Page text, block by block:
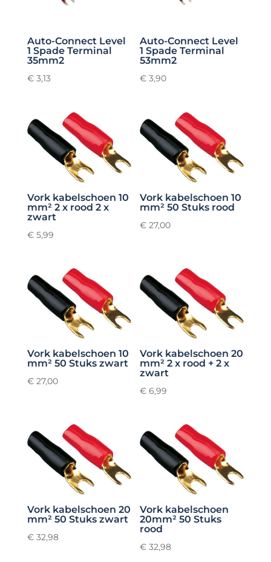
Auto-Connect Level
1 Spade Terminal
35mm2
€3,13
Auto-Connect Level
1 Spade Terminal
53mm2
€ 3,90
Vork kabelschoen 10
mm² 2 x rood 2 x
zwart
€5,99
Vork kabelschoen 10
mm² 50 Stuks rood
€ 27,00
Vork kabelschoen 10
mm² 50 Stuks zwart
€27,00
Vork kabelschoen 20
mm² 2 x rood + 2 x
zwart
€ 6,99
Vork kabelschoen 20
mm² 50 Stuks zwart
€32,98
Vork kabelschoen
20mm² 50 Stuks
rood
€ 32,98